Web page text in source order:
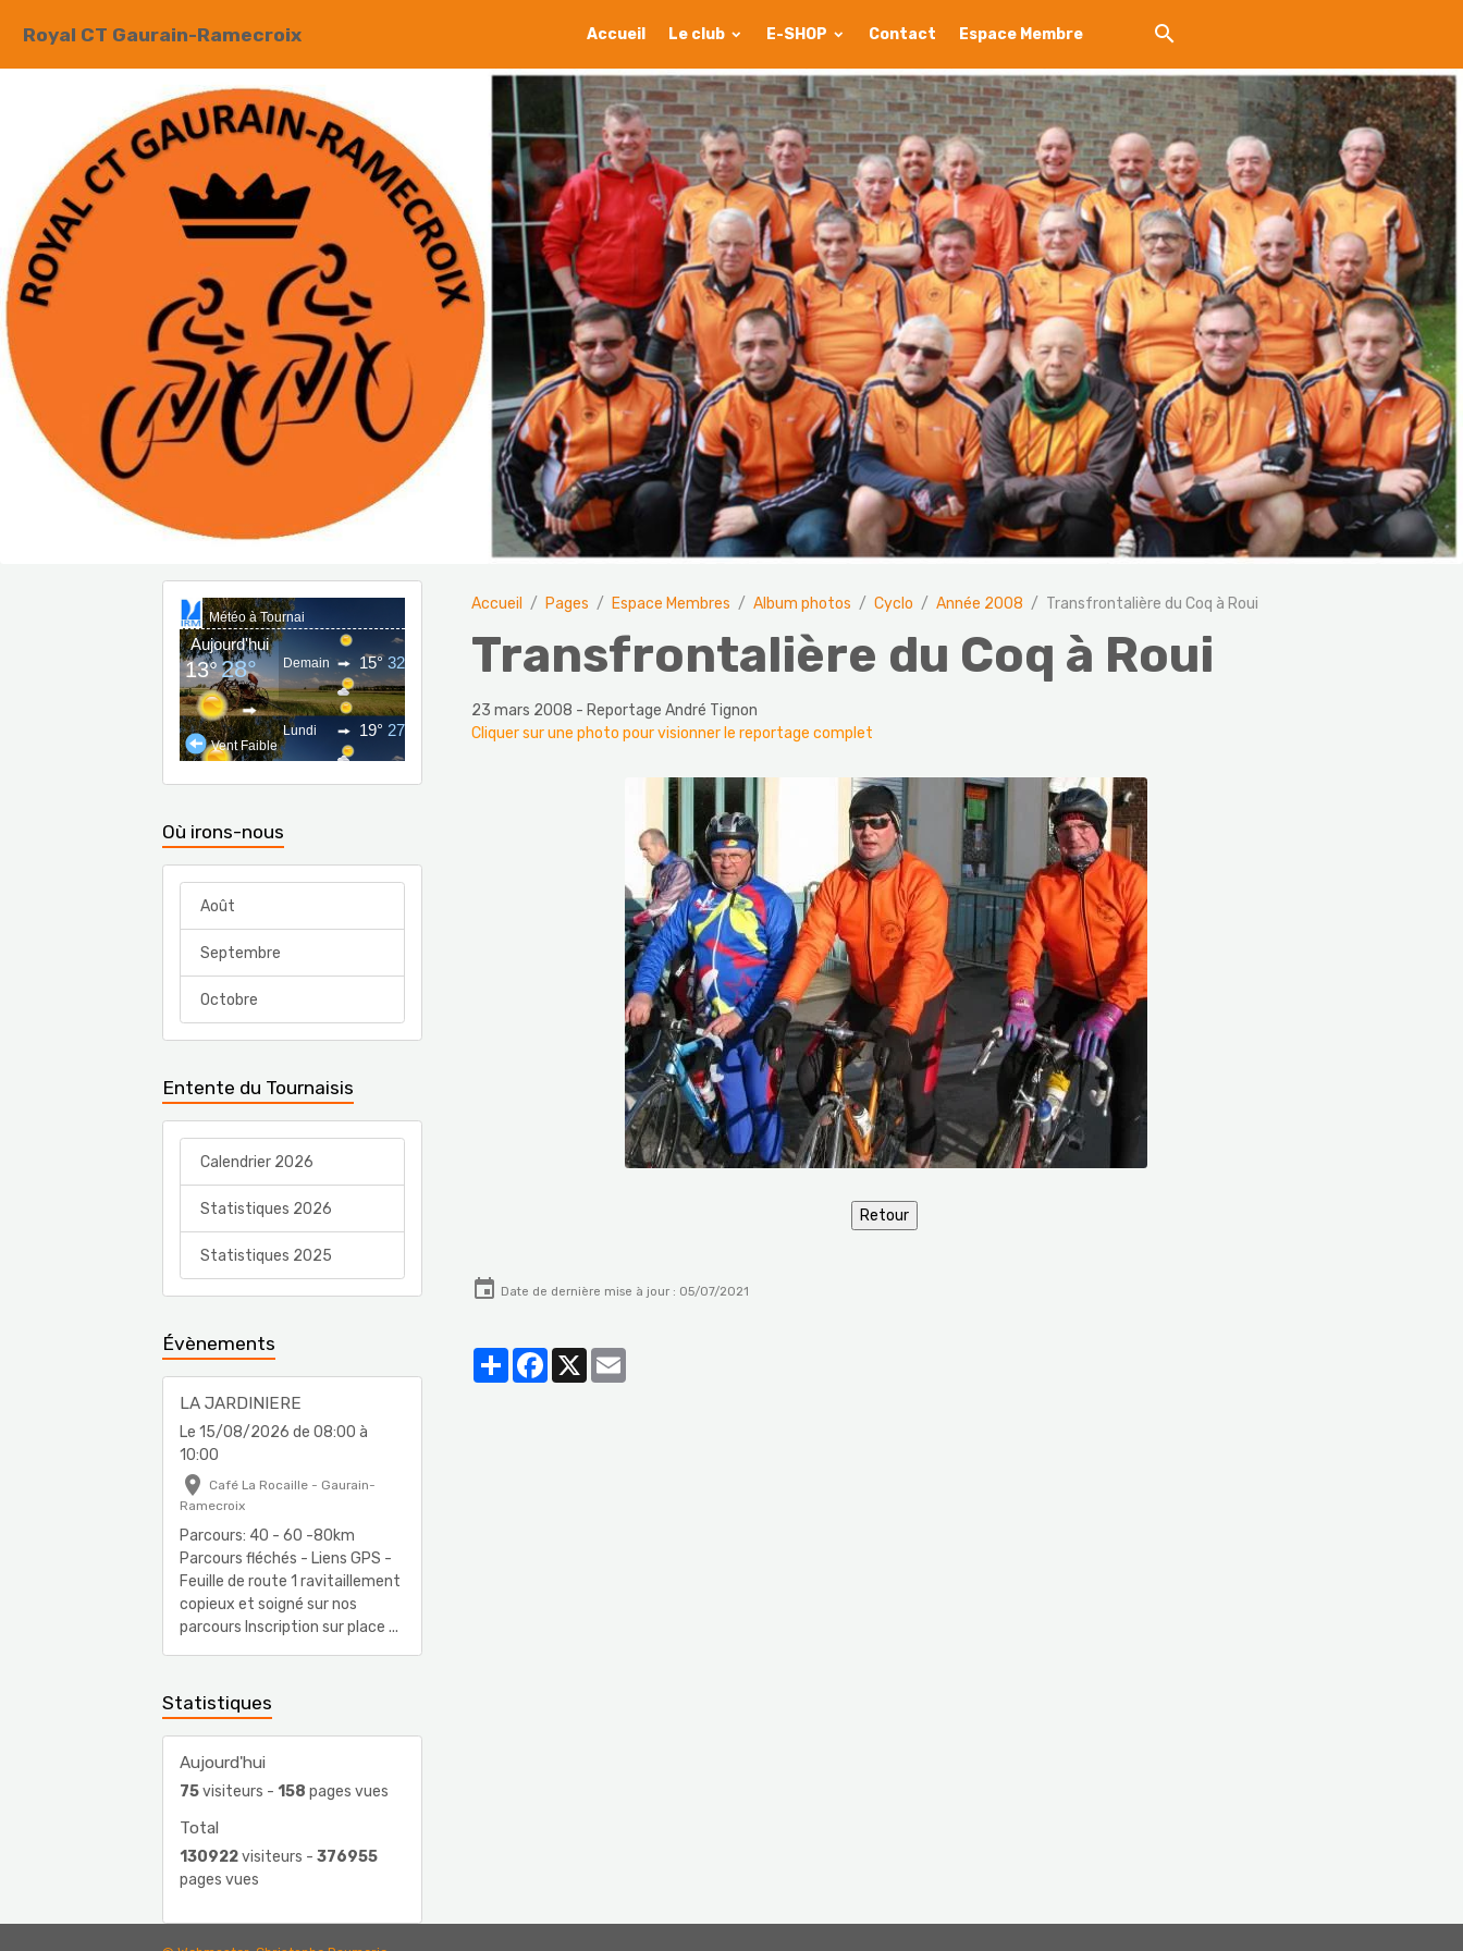
Royal CT Gaurain-Ramecroix Accueil Le club E-SHOP Contact Espace Membre
Accueil Pages Espace Membres Album photos Cyclo Année 2008 Transfrontalière du Coq à Roui
Transfrontalière du Coq à Roui
23 mars 2008 - Reportage André Tignon
Cliquer sur une photo pour visionner le reportage complet
Date de dernière mise à jour : 05/07/2021
PartagerFacebook
X
Où irons-nous
Août
Septembre
Octobre
Entente du Tournaisis
Calendrier 2026
Statistiques 2026
Statistiques 2025
Évènements
LA JARDINIERE
Le 15/08/2026 de 08:00 à
10:00
Café La Rocaille - Gaurain-
Ramecroix
Parcours: 40 - 60 -80km
Parcours fléchés - Liens GPS -
Feuille de route 1 ravitaillement
copieux et soigné sur nos
parcours Inscription sur place ...
Statistiques
Aujourd'hui
75visiteurs -158 pages vues
Total
130922visiteurs -376955
pages vues